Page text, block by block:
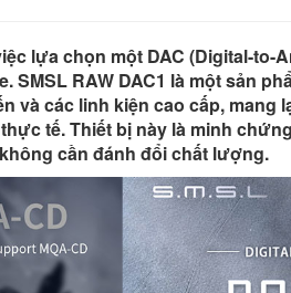
lựa chọn một DAC (Digital-
SMSL RAW DAC1 là một sản
các linh kiện cao cấp, mang
tế. Thiết bị này là minh
cần đánh đổi chất lượng.